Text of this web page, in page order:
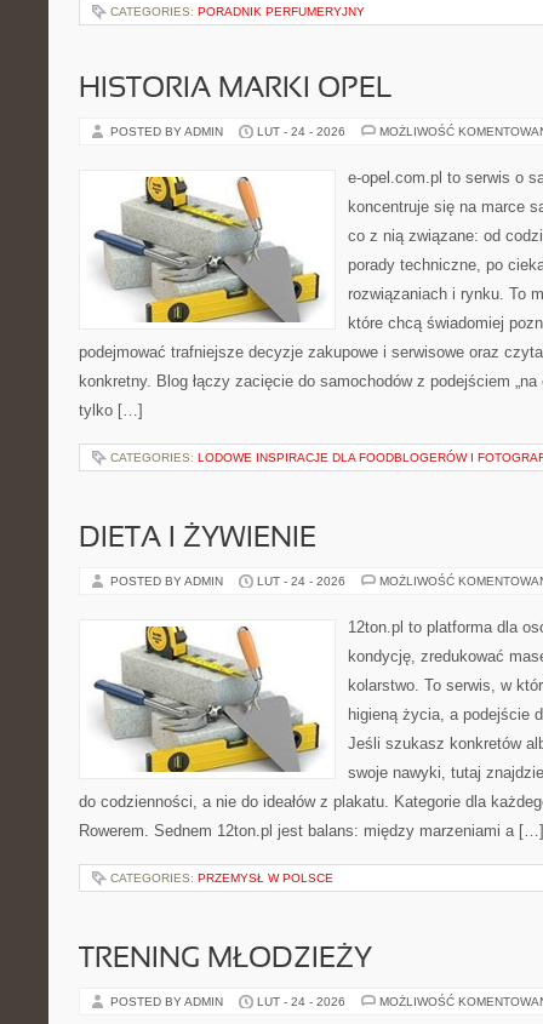
CATEGORIES: PORADNIK PERFUMERYJNY
HISTORIA MARKI OPEL
POSTED BY ADMIN LUT - 24 - 2026 MOŻLIWOŚĆ
e-opel.com.pl to serwis o
koncentruje się na marce
co z nią związane: od
porady techniczne, po
rozwiązaniach i rynku. To
które chcą świadomiej
podejmować trafniejsze decyzje zakupowe i serwisowe oraz
konkretny. Blog łączy zacięcie do samochodów z podejściem
tylko […]
CATEGORIES: LODOWE INSPIRACJE DLA FOODBLOGERÓW I
DIETA I ŻYWIENIE
POSTED BY ADMIN LUT - 24 - 2026 MOŻLIWOŚĆ
12ton.pl to platforma dla
kondycję, zredukować
kolarstwo. To serwis, w
higieną życia, a podejście
Jeśli szukasz konkretów
swoje nawyki, tutaj
do codzienności, a nie do ideałów z plakatu. Kategorie dla
Rowerem. Sednem 12ton.pl jest balans: między marzeniami a […]
CATEGORIES: PRZEMYSŁ W POLSCE
TRENING MŁODZIEŻY
POSTED BY ADMIN LUT - 24 - 2026 MOŻLIWOŚĆ